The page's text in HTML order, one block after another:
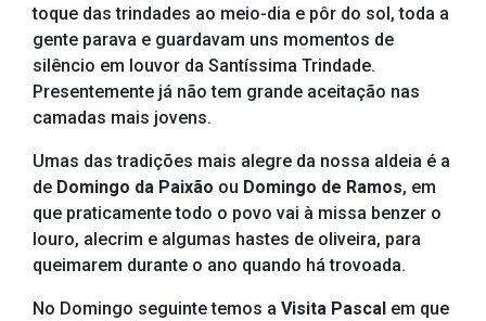
toque das trindades ao meio-dia e pôr do sol, toda a
gente parava e guardavam uns momentos de
silêncio em louvor da Santíssima Trindade.
Presentemente já não tem grande aceitação nas
camadas mais jovens.
Umas das tradições mais alegre da nossa aldeia é a
de Domingo da Paixão ou Domingo de Ramos, em
que praticamente todo o povo vai à missa benzer o
louro, alecrim e algumas hastes de oliveira, para
queimarem durante o ano quando há trovoada.
No Domingo seguinte temos a Visita Pascal em que